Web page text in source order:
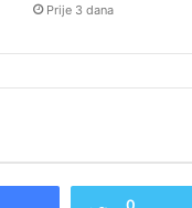
Prije 3 dana